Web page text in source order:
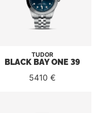
TUDOR
BLACK BAY ONE 39
5410 €